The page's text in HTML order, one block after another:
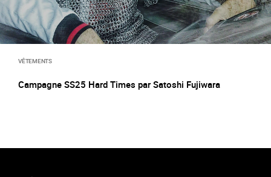
VÊTEMENTS
Campagne SS25 Hard Times par Satoshi Fujiwara